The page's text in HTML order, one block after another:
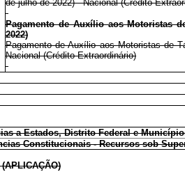
de julho de 2022) - Nacional (Crédito
Pagamento de Auxílio aos Motoristas
2022)
Pagamento de Auxílio aos Motoristas de
Nacional (Crédito Extraordinário)
a Estados, Distrito Federal e
Constitucionais - Recursos sob